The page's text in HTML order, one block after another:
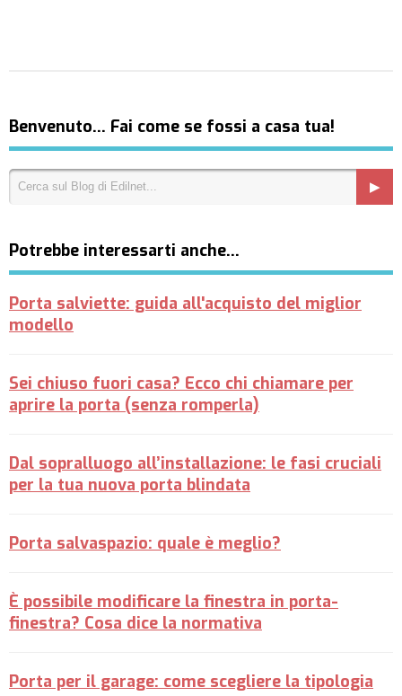
Benvenuto… Fai come se fossi a casa tua!
Potrebbe interessarti anche…
Porta salviette: guida all'acquisto del miglior
modello
Sei chiuso fuori casa? Ecco chi chiamare per
aprire la porta (senza romperla)
Dal sopralluogo all’installazione: le fasi cruciali
per la tua nuova porta blindata
Porta salvaspazio: quale è meglio?
È possibile modificare la finestra in porta-
finestra? Cosa dice la normativa
Porta per il garage: come scegliere la tipologia